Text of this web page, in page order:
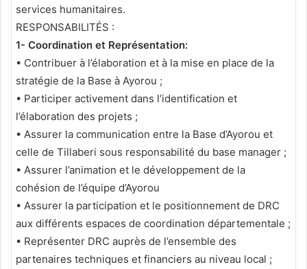
services humanitaires.
RESPONSABILITÉS :
1- Coordination et Représentation:
• Contribuer à l’élaboration et à la mise en place de la
stratégie de la Base à Ayorou ;
• Participer activement dans l’identification et
l’élaboration des projets ;
• Assurer la communication entre la Base d’Ayorou et
celle de Tillaberi sous responsabilité du base manager ;
• Assurer l’animation et le développement de la
cohésion de l’équipe d’Ayorou
• Assurer la participation et le positionnement de DRC
aux différents espaces de coordination départementale ;
• Représenter DRC auprès de l’ensemble des
partenaires techniques et financiers au niveau local ;